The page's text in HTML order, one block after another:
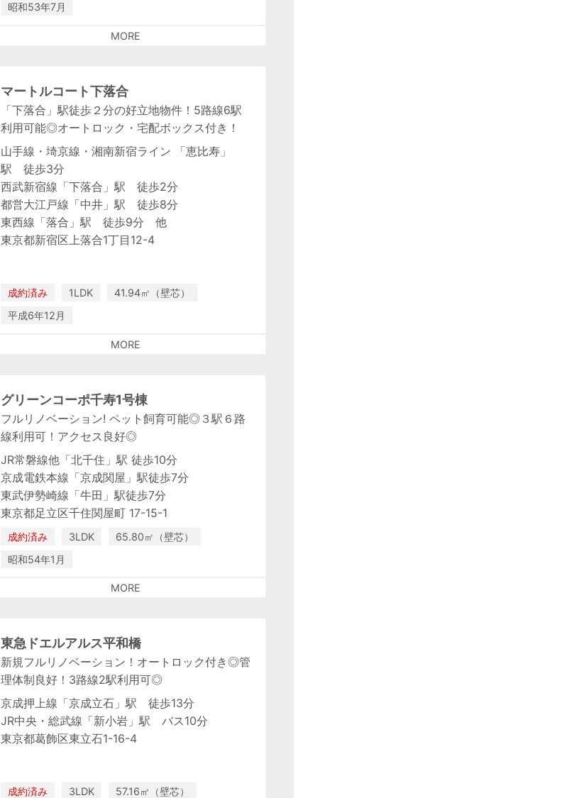
昭和53年7月
MORE
マートルコート下落合
「下落合」駅徒歩２分の好立地物件！5路線6駅
利用可能◎オートロック・宅配ボックス付き！
山手線・埼京線・湘南新宿ライン 「恵比寿」
駅 徒歩3分
西武新宿線「下落合」駅 徒歩2分
都営大江戸線「中井」駅 徒歩8分
東西線「落合」駅 徒歩9分 他
東京都新宿区上落合1丁目12-4
成約済み 1LDK
41.94㎡（壁芯）
平成6年12月
MORE
グリーンコーポ千寿1号棟
フルリノベーション! ペット飼育可能◎３駅６路
線利用可！アクセス良好◎
JR常磐線他「北千住」駅 徒歩10分
京成電鉄本線「京成関屋」駅徒歩7分
東武伊勢崎線「牛田」駅徒歩7分
東京都足立区千住関屋町 17-15-1
成約済み 3LDK
65.80㎡（壁芯）
昭和54年1月
MORE
東急ドエルアルス平和橋
新規フルリノベーション！オートロック付き◎管
理体制良好！3路線2駅利用可◎
京成押上線「京成立石」駅 徒歩13分
JR中央・総武線「新小岩」駅 バス10分
東京都葛飾区東立石1-16-4
成約済み 3LDK 57.16㎡（壁芯）